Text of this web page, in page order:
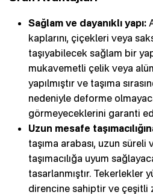
Sağlam ve dayanıklı yapı:
kaplarını, çiçekleri veya
taşıyabilecek sağlam bir
mukavemetli çelik veya
yapılmıştır ve taşıma
nedeniyle deforme
görmeyeceklerini garanti
Uzun mesafe
taşıma arabası, uzun süreli
taşımacılığa uyum
tasarlanmıştır. Tekerlekler
direncine sahiptir ve çeşitli